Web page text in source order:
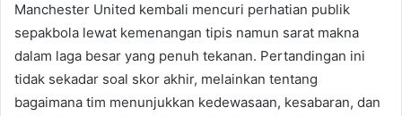
Manchester United kembali mencuri perhatian publik
sepakbola lewat kemenangan tipis namun sarat makna
dalam laga besar yang penuh tekanan. Pertandingan ini
tidak sekadar soal skor akhir, melainkan tentang
bagaimana tim menunjukkan kedewasaan, kesabaran, dan